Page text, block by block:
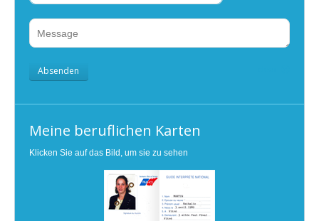
Message
Absenden
Meine beruflichen Karten
Klicken Sie auf das Bild, um sie zu sehen